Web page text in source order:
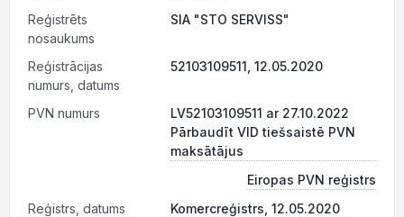
Reģistrēts
nosaukums
SIA "STO SERVISS"
Reģistrācijas
numurs, datums
52103109511, 12.05.2020
PVN numurs
LV52103109511 ar 27.10.2022
Pārbaudīt VID tiešsaistē PVN
maksātājus
Eiropas PVN reģistrs
Reģistrs, datums
Komercreģistrs, 12.05.2020